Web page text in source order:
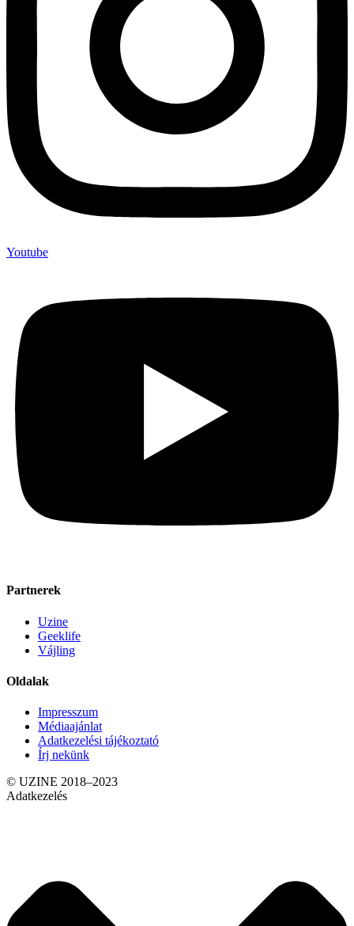
Youtube
Partnerek
Uzine
Geeklife
Vájling
Oldalak
Impresszum
Médiaajánlat
Adatkezelési tájékoztató
Írj nekünk
© UZINE 2018–2023
Adatkezelés